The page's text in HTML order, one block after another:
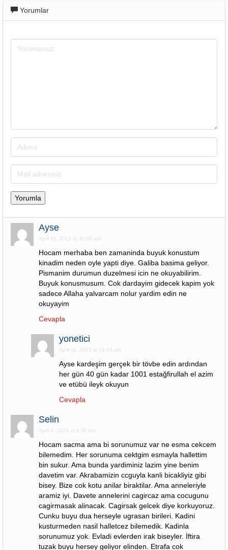
Yorumlar
Ayse
April 11, 2023 at 11:08 am
Hocam merhaba ben zamaninda buyuk konustum
kinadim neden oyle yapti diye. Galiba basima geliyor.
Pismanim durumun duzelmesi icin ne okuyabilirim.
Buyuk konusmusum. Cok dardayim gidecek kapim yok
sadece Allaha yalvarcam nolur yardim edin ne
okuyayim
Cevapla
yonetici
April 11, 2023 at 11:43 am
Ayse kardeşim gerçek bir tövbe edin ardından
her gün 40 gün kadar 1001 estağfirullah el azim
ve etübü ileyk okuyun
Cevapla
Selin
April 4, 2023 at 6:36 pm
Hocam sacma ama bi sorunumuz var ne esma cekcem
bilemedim. Her sorunuma cektgim esmayla hallettim
bin sukur. Ama bunda yardiminiz lazim yine benim
davetim var. Akrabamizin ccguyla kanli bicakliyiz gibi
bisey. Bize cok kotu anilar biraktilar. Ama anneleriyle
aramiz iyi. Davete annelerini cagircaz ama cocugunu
cagirmasak alinacak. Cagirsak gelcek diye korkuyoruz.
Cunku buyu dua herseyle ugrasan birileri. Kadini
kusturmeden nasil halletcez bilemedik. Kadinla
sorunumuz yok. Evladi evlerden irak biseyler. İftira
tuzak buyu hersey geliyor elinden. Etrafa cok